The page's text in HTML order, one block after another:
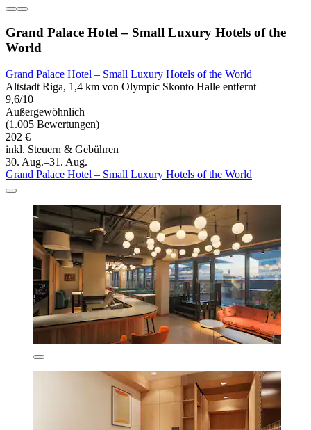
Grand Palace Hotel – Small Luxury Hotels of the
World
Grand Palace Hotel – Small Luxury Hotels of the World
Altstadt Riga, 1,4 km von Olympic Skonto Halle entfernt
9,6/10
Außergewöhnlich
(1.005 Bewertungen)
202 €
inkl. Steuern & Gebühren
30. Aug.–31. Aug.
Grand Palace Hotel – Small Luxury Hotels of the World